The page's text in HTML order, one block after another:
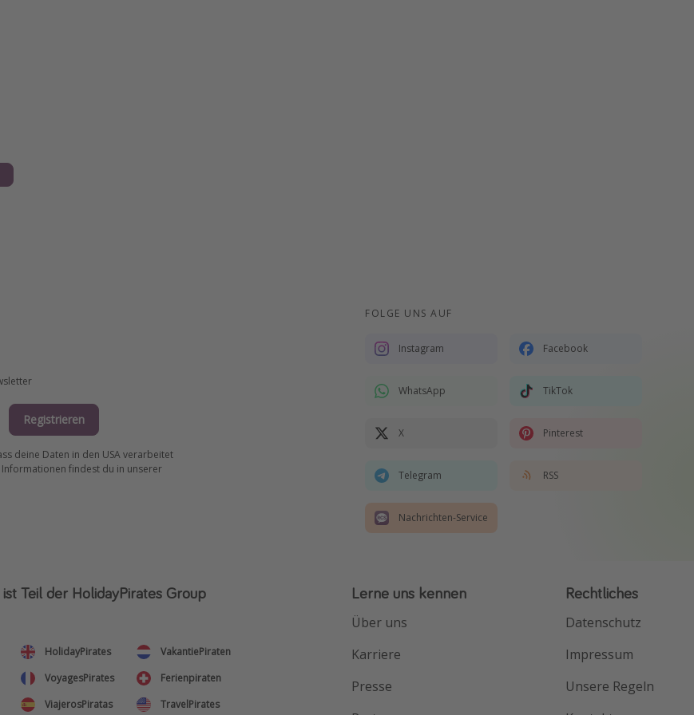
Registrieren
deine Daten in den USA verarbeitet
findest du in unserer
FOLGE UNS AUF
Instagram Facebook
WhatsApp TikTok
X Pinterest
Telegram RSS
Nachrichten-Service
Teil der HolidayPirates Group
HolidayPirates
VakantiePiraten
VoyagesPirates
Ferienpiraten
ViajerosPiratas TravelPirates
Lerne uns kennen
Über uns
Karriere
Presse
Rechtliches
Datenschutz
Impressum
Unsere Regeln